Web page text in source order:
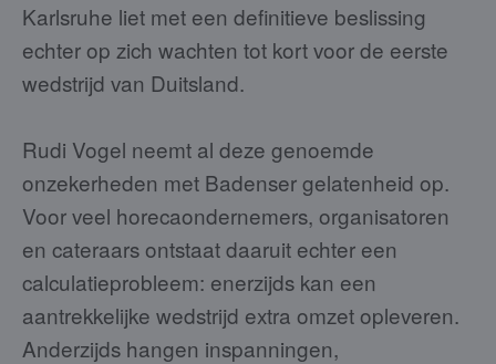
Karlsruhe liet met een definitieve beslissing
echter op zich wachten tot kort voor de eerste
wedstrijd van Duitsland.
Rudi Vogel neemt al deze genoemde
onzekerheden met Badenser gelatenheid op.
Voor veel horecaondernemers, organisatoren
en cateraars ontstaat daaruit echter een
calculatieprobleem: enerzijds kan een
aantrekkelijke wedstrijd extra omzet opleveren.
Anderzijds hangen inspanningen,